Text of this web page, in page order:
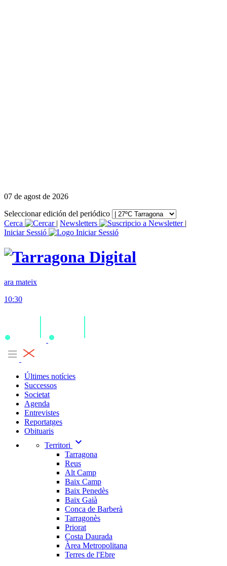
07 de agost de 2026
Seleccionar edición del periódico
Cerca
| Newsletters
|
Iniciar Sessió
ara mateix
10:30
Últimes notícies
Successos
Societat
Agenda
Entrevistes
Reportatges
Obituaris
Territori
expand_more
Tarragona
Reus
Alt Camp
Baix Camp
Baix Penedès
Baix Gaià
Conca de Barberà
Tarragonès
Priorat
Costa Daurada
Àrea Metropolitana
Terres de l'Ebre